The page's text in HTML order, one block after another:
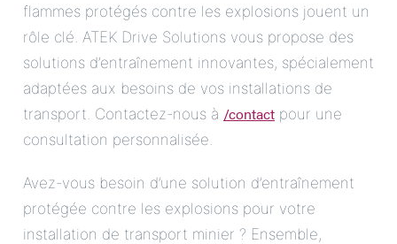
flammes protégés contre les explosions jouent un
rôle clé. ATEK Drive Solutions vous propose des
solutions d’entraînement innovantes, spécialement
adaptées aux besoins de vos installations de
transport. Contactez-nous à /contact pour une
consultation personnalisée.
Avez-vous besoin d’une solution d’entraînement
protégée contre les explosions pour votre
installation de transport minier ? Ensemble,